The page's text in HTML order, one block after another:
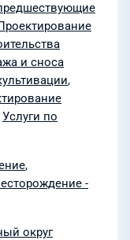
и сноса
,
Услуги по
,
-
округ